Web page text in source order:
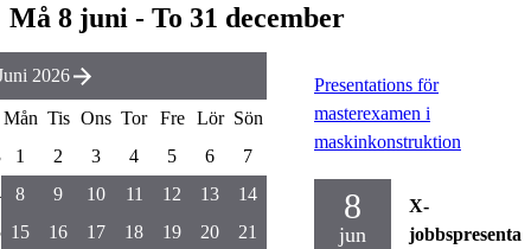
Må 8 juni - To 31 december
Presentations för
masterexamen i
maskinkonstruktion
8
jun
X-
2026
Mån Tis Ons Tor Fre Lör Sön
1 2 3 4 5 6
7
8 9 10 11 12 13
14
15 16 17 18 19 20
21